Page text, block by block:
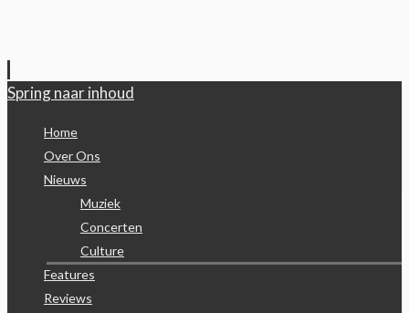
Spring naar inhoud
Home
Over Ons
Nieuws
Muziek
Concerten
Culture
Features
Reviews